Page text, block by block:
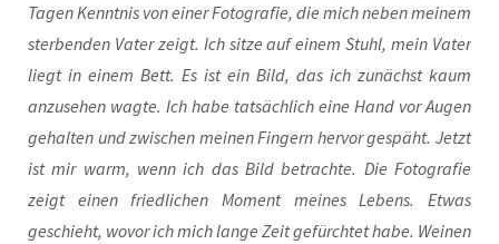
Tagen Kennt­nis von einer Foto­gra­fie, die mich neben mei­nem
ster­ben­den Vater zeigt. Ich sit­ze auf einem Stuhl, mein Vater
liegt in einem Bett. Es ist ein Bild, das ich zunächst kaum
anzu­se­hen wag­te. Ich habe tat­säch­lich eine Hand vor Augen
gehal­ten und zwi­schen mei­nen Fin­gern her­vor gespäht. Jetzt
ist mir warm, wenn ich das Bild betrach­te. Die Foto­gra­fie
zeigt einen fried­li­chen Moment mei­nes Lebens. Etwas
geschieht, wovor ich mich lan­ge Zeit gefürch­tet habe. Wei­nen